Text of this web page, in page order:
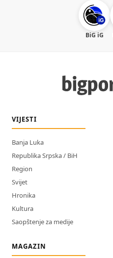
BiG iG
VIJESTI
Banja Luka
Republika Srpska / BiH
Region
Svijet
Hronika
Kultura
Saopštenje za medije
MAGAZIN